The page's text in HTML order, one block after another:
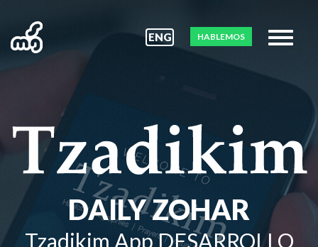
ENG HABLEMOS
DAILY ZOHAR
Tzadikim App DESARROLLO